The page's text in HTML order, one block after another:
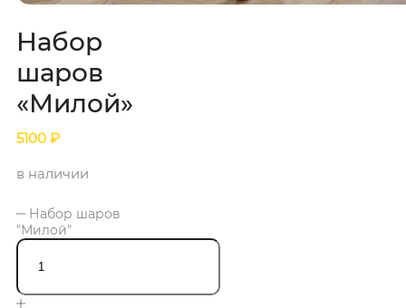
Набор
шаров
«Милой»
5100 ₽
в наличии
Набор шаров
"Милой"